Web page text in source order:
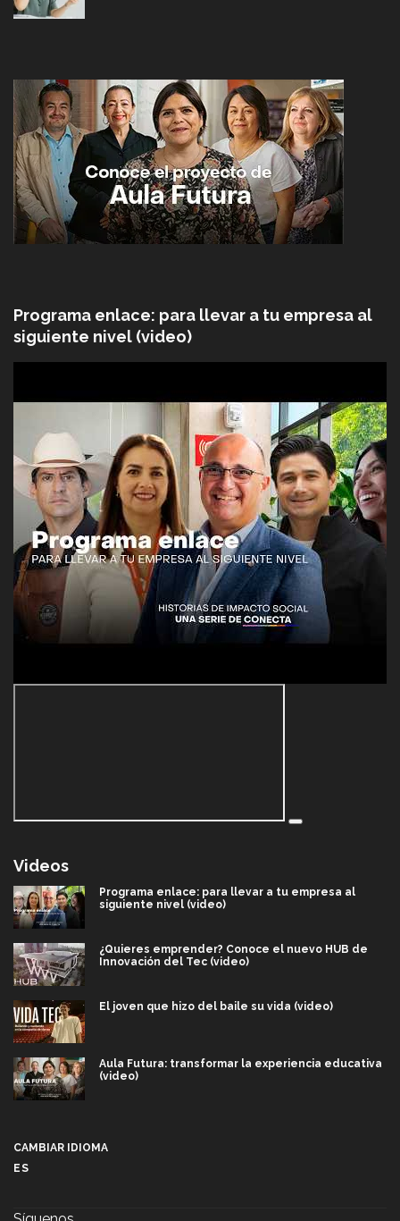
Programa enlace: para llevar a tu empresa al
siguiente nivel (video)
Videos
Programa enlace: para llevar a tu empresa al
siguiente nivel (video)
¿Quieres emprender? Conoce el nuevo HUB de
Innovación del Tec (video)
El joven que hizo del baile su vida (video)
Aula Futura: transformar la experiencia educativa
(video)
CAMBIAR IDIOMA
ES